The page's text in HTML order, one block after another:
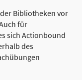
Bibliotheken vor
für
sich Actionbound
des